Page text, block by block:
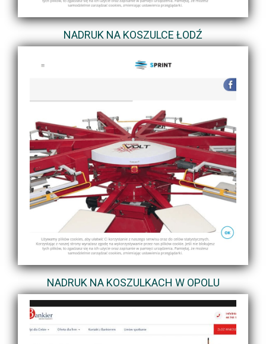
NADRUK NA KOSZULCE ŁODŹ
NADRUK NA KOSZULKACH W OPOLU